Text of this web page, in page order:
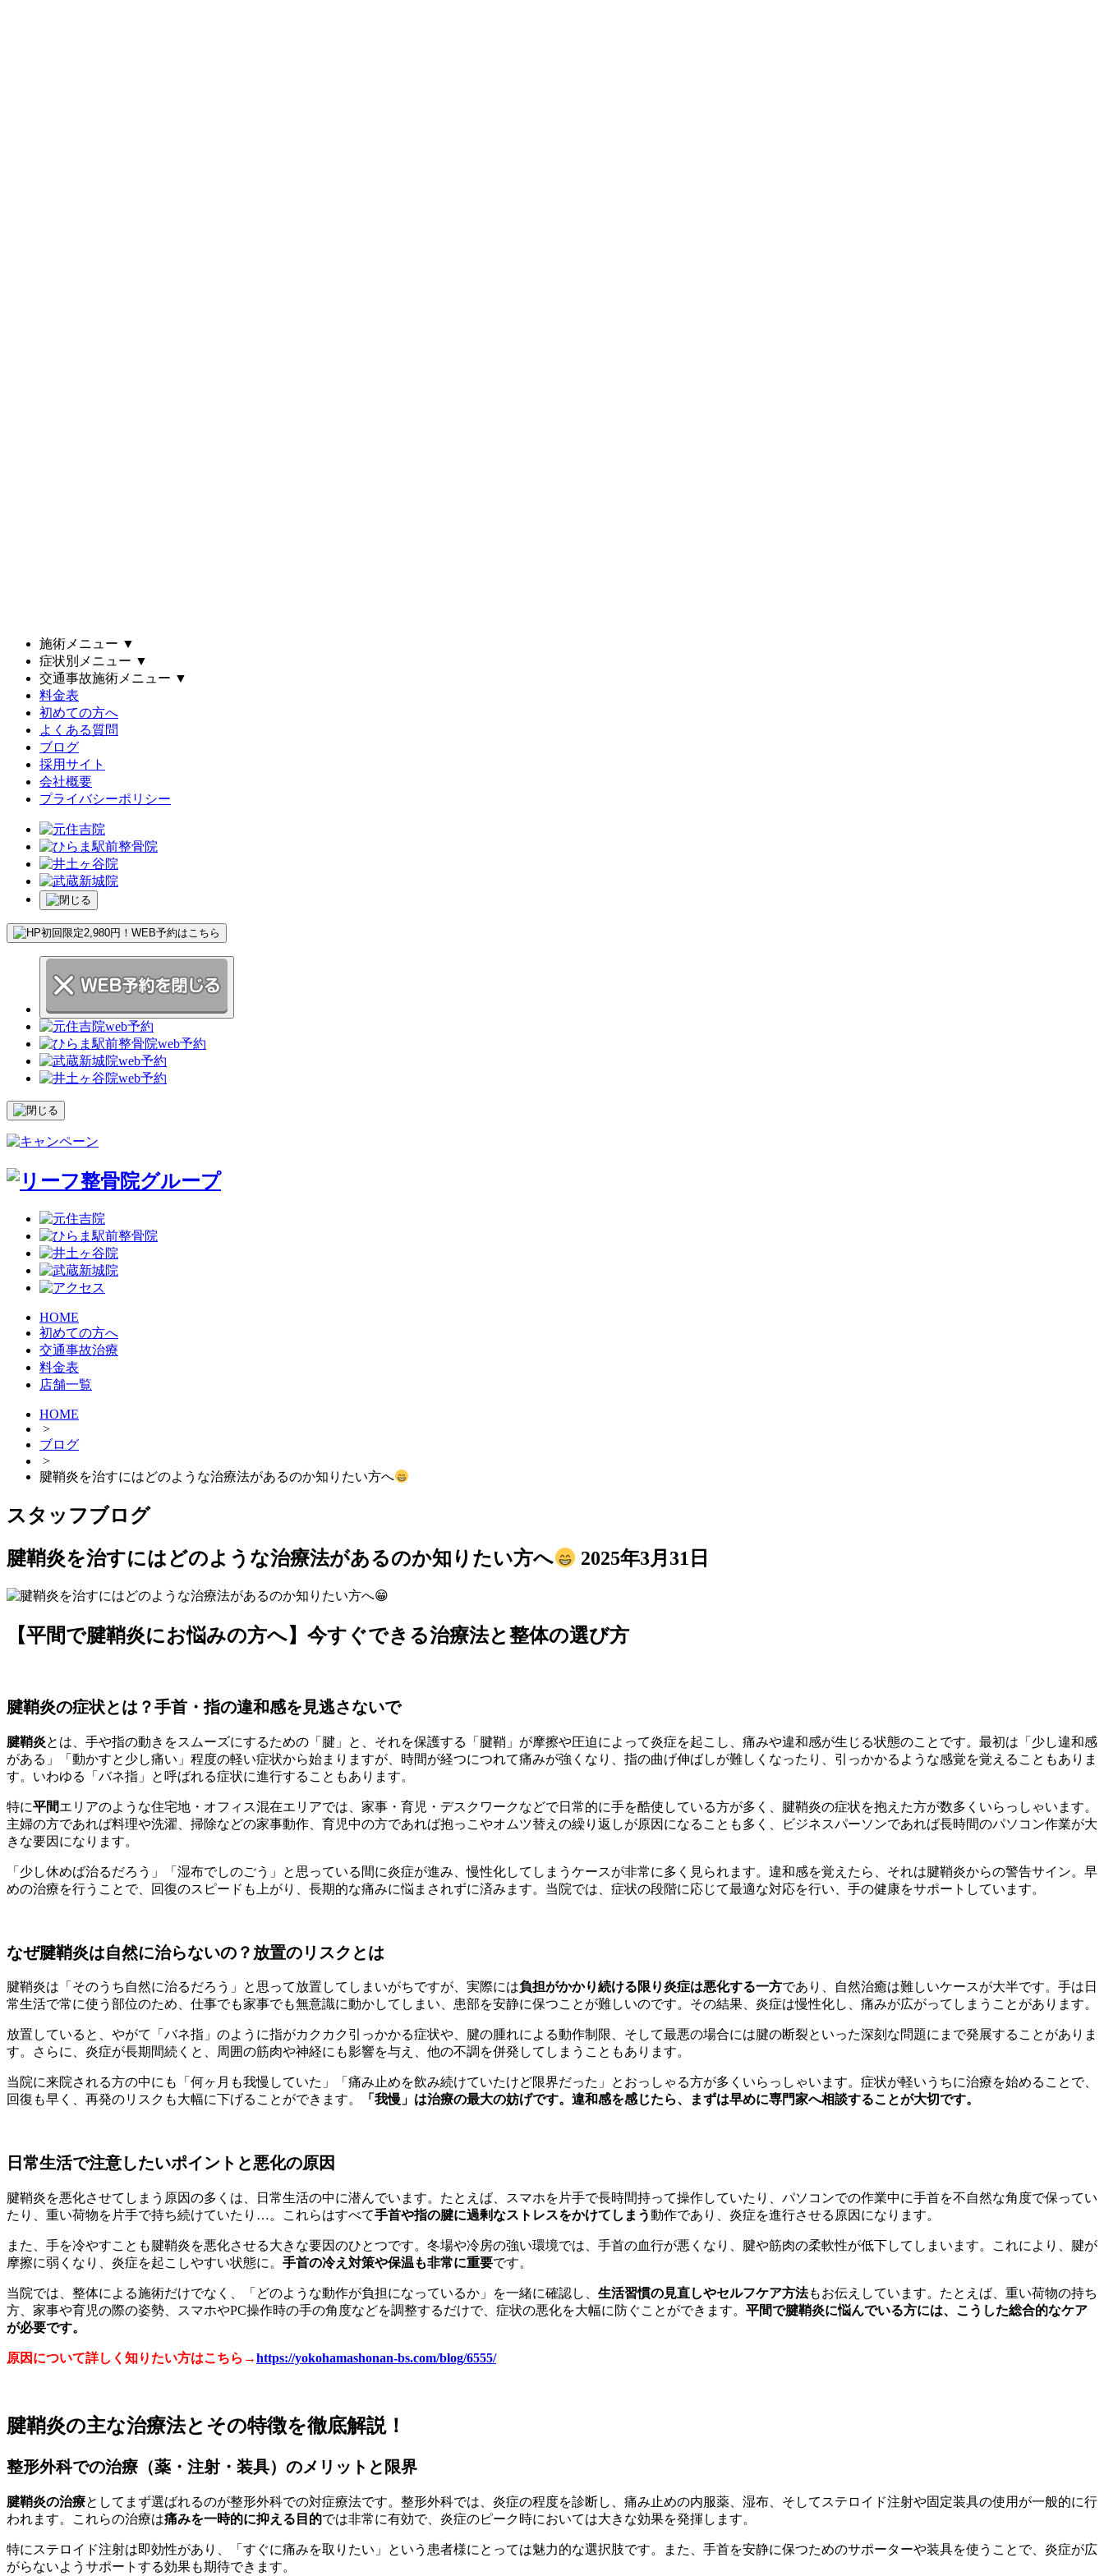
施術メニュー ▼
症状別メニュー ▼
交通事故施術メニュー ▼
料金表
初めての方へ
よくある質問
ブログ
採用サイト
会社概要
プライバシーポリシー
HOME
初めての方へ
交通事故治療
料金表
店舗一覧
HOME
>
ブログ
>
腱鞘炎を治すにはどのような治療法があるのか知りたい方へ
スタッフブログ
腱鞘炎を治すにはどのような治療法があるのか知りたい方へ
2025年3月31日
【平間で腱鞘炎にお悩みの方へ】今すぐできる治療法と整体の選び方
腱鞘炎の症状とは？手首・指の違和感を見逃さないで
腱鞘炎とは、手や指の動きをスムーズにするための「腱」と、それを保護する「腱鞘」が摩擦や圧迫によって炎症を起こし、痛みや違和感が生じる状態のことです。最初は「少し違和感
がある」「動かすと少し痛い」程度の軽い症状から始まりますが、時間が経つにつれて痛みが強くなり、指の曲げ伸ばしが難しくなったり、引っかかるような感覚を覚えることもありま
す。いわゆる「バネ指」と呼ばれる症状に進行することもあります。
特に平間エリアのような住宅地・オフィス混在エリアでは、家事・育児・デスクワークなどで日常的に手を酷使している方が多く、腱鞘炎の症状を抱えた方が数多くいらっしゃいます。
主婦の方であれば料理や洗濯、掃除などの家事動作、育児中の方であれば抱っこやオムツ替えの繰り返しが原因になることも多く、ビジネスパーソンであれば長時間のパソコン作業が大
きな要因になります。
「少し休めば治るだろう」「湿布でしのごう」と思っている間に炎症が進み、慢性化してしまうケースが非常に多く見られます。違和感を覚えたら、それは腱鞘炎からの警告サイン。早
めの治療を行うことで、回復のスピードも上がり、長期的な痛みに悩まされずに済みます。当院では、症状の段階に応じて最適な対応を行い、手の健康をサポートしています。
なぜ腱鞘炎は自然に治らないの？放置のリスクとは
腱鞘炎は「そのうち自然に治るだろう」と思って放置してしまいがちですが、実際には負担がかかり続ける限り炎症は悪化する一方であり、自然治癒は難しいケースが大半です。手は日
常生活で常に使う部位のため、仕事でも家事でも無意識に動かしてしまい、患部を安静に保つことが難しいのです。その結果、炎症は慢性化し、痛みが広がってしまうことがあります。
放置していると、やがて「バネ指」のように指がカクカク引っかかる症状や、腱の腫れによる動作制限、そして最悪の場合には腱の断裂といった深刻な問題にまで発展することがありま
す。さらに、炎症が長期間続くと、周囲の筋肉や神経にも影響を与え、他の不調を併発してしまうこともあります。
当院に来院される方の中にも「何ヶ月も我慢していた」「痛み止めを飲み続けていたけど限界だった」とおっしゃる方が多くいらっしゃいます。症状が軽いうちに治療を始めることで、
回復も早く、再発のリスクも大幅に下げることができます。
「我慢」は治療の最大の妨げです。違和感を感じたら、まずは早めに専門家へ相談することが大切です。
日常生活で注意したいポイントと悪化の原因
腱鞘炎を悪化させてしまう原因の多くは、日常生活の中に潜んでいます。たとえば、スマホを片手で長時間持って操作していたり、パソコンでの作業中に手首を不自然な角度で保ってい
たり、重い荷物を片手で持ち続けていたり…。これらはすべて手首や指の腱に過剰なストレスをかけてしまう動作であり、炎症を進行させる原因になります。
また、手を冷やすことも腱鞘炎を悪化させる大きな要因のひとつです。冬場や冷房の強い環境では、手首の血行が悪くなり、腱や筋肉の柔軟性が低下してしまいます。これにより、腱が
摩擦に弱くなり、炎症を起こしやすい状態に。 手首の冷え対策や保温も非常に重要です。
当院では、整体による施術だけでなく、「どのような動作が負担になっているか」を一緒に確認し、 生活習慣の見直しやセルフケア方法もお伝えしています。たとえば、重い荷物の持ち
方、家事や育児の際の姿勢、スマホやPC操作時の手の角度などを調整するだけで、症状の悪化を大幅に防ぐことができます。 平間で腱鞘炎に悩んでいる方には、こうした総合的なケア
が必要です。
原因について詳しく知りたい方はこちら→https://yokohamashonan-bs.com/blog/6555/
腱鞘炎の主な治療法とその特徴を徹底解説！
整形外科での治療（薬・注射・装具）のメリットと限界
腱鞘炎の治療としてまず選ばれるのが整形外科での対症療法です。整形外科では、炎症の程度を診断し、痛み止めの内服薬、湿布、そしてステロイド注射や固定装具の使用が一般的に行
われます。これらの治療は痛みを一時的に抑える目的では非常に有効で、炎症のピーク時においては大きな効果を発揮します。
特にステロイド注射は即効性があり、「すぐに痛みを取りたい」という患者様にとっては魅力的な選択肢です。また、手首を安静に保つためのサポーターや装具を使うことで、炎症が広
がらないようサポートする効果も期待できます。